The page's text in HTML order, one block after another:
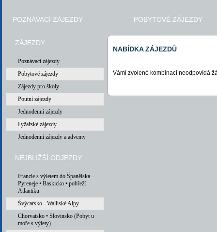
POZNÁVACÍ ZÁJEZDY POBYTOVÉ ZÁJEZDY
NABÍDKA ZÁJEZDŮ
Vámi zvolené kombinaci neodpovídá
ZÁJEZDY
Poznávací zájezdy
Pobytové zájezdy
Zájezdy pro školy
Poutní zájezdy
Jednodenní zájezdy
Lyžařské zájezdy
Jednodenní zájezdy a adventy
NEJBLIŽŠÍ ODJEZDY
Francie s výletem do Španělska -
Pyreneje • Baskicko • pobřeží
Atlantiku
Švýcarsko - Walliské Alpy
Chorvatsko • Slovinsko (Pobyt u
moře s výlety)